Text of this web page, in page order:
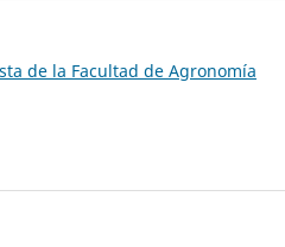
de la Facultad de Agronomía